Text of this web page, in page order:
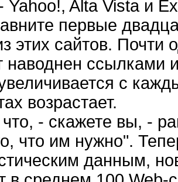
Yahoo!, Alta Vista и
первые
этих сайтов. Почти
наводнен ссылками
с
возрастает.
- скажете вы, -
что им нужно".
данным,